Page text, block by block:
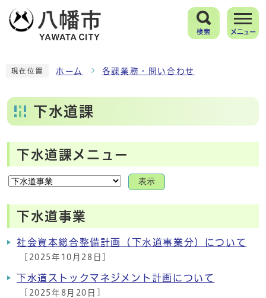
検索 メニュー
現在位置 ホーム 各課業務・問い合わせ
下水道課
下水道課メニュー
表示
下水道事業
社会資本総合整備計画（下水道事業分）について
[2025年10月28日]
下水道ストックマネジメント計画について
[2025年8月20日]